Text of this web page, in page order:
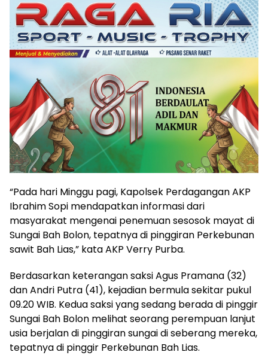
“Pada hari Minggu pagi, Kapolsek Perdagangan AKP
Ibrahim Sopi mendapatkan informasi dari
masyarakat mengenai penemuan sesosok mayat di
Sungai Bah Bolon, tepatnya di pinggiran Perkebunan
sawit Bah Lias,” kata AKP Verry Purba.
Berdasarkan keterangan saksi Agus Pramana (32)
dan Andri Putra (41), kejadian bermula sekitar pukul
09.20 WIB. Kedua saksi yang sedang berada di pinggir
Sungai Bah Bolon melihat seorang perempuan lanjut
usia berjalan di pinggiran sungai di seberang mereka,
tepatnya di pinggir Perkebunan Bah Lias.